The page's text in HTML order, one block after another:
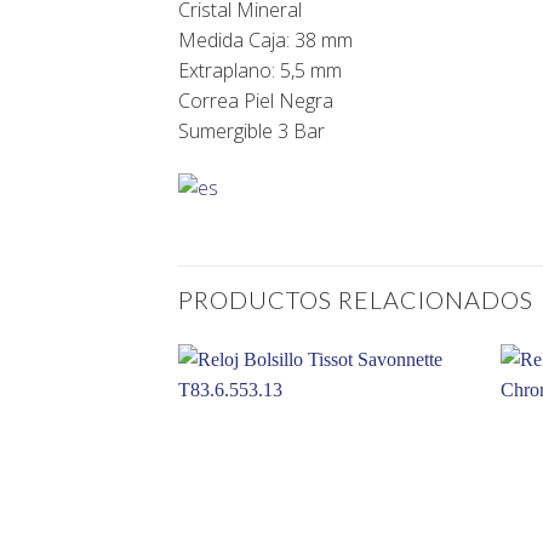
Cristal Mineral
Medida Caja: 38 mm
Extraplano: 5,5 mm
Correa Piel Negra
Sumergible 3 Bar
PRODUCTOS RELACIONADOS